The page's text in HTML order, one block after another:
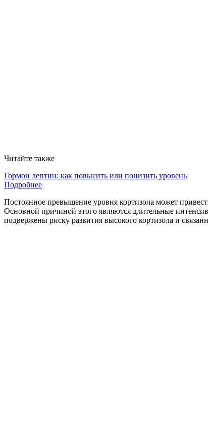
Читайте также
Гормон лептин: как повысить или понизить уровень
Подробнее
Постоянное превышение уровня кортизола может
Основной причиной этого являются длительные
подвержены риску развития высокого кортизола и